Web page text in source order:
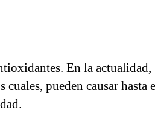
En la actualidad,
pueden causar hasta